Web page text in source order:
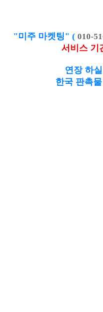
"미주 마켓팅" ( 010-
서비스 기
연장 하
한국 판촉